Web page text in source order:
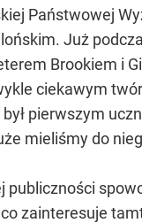
Państwowej
Już
Brookiem i
ciekawym
pierwszym
mieliśmy do
zainteresuje